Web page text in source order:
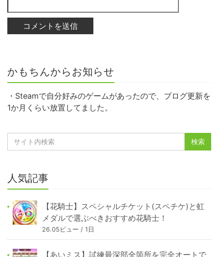
かもちんからお知らせ
・Steamで自分好みのゲームがあったので、ブログ更新を
1か月くらい放置してました。
人気記事
【花騎士】スペシャルチケット(スペチケ)と虹
メダルで選ぶべきおすすめ花騎士！
26.05ビュー / 1日
【あいミス】試練最深部全箇所を完全オートで